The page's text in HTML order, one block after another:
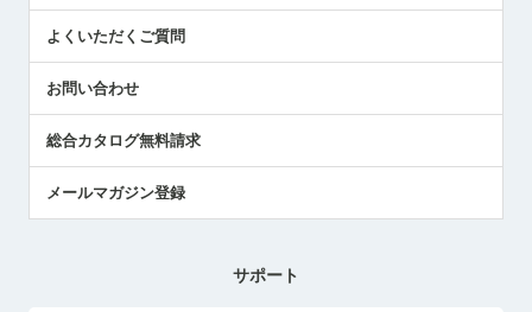
センサのテクニカルガイド
社長ブログ
よくいただくご質問
お問い合わせ
総合カタログ無料請求
メールマガジン登録
サポート